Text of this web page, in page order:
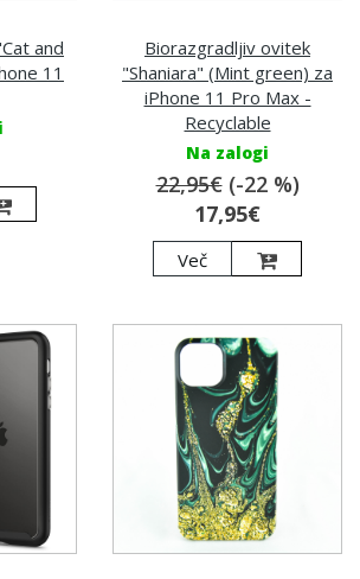
and
11
Biorazgradljiv ovitek
"Shaniara" (Mint green) za
iPhone 11 Pro Max -
Recyclable
Na zalogi
22,95€(-22 %)
17,95€
Več